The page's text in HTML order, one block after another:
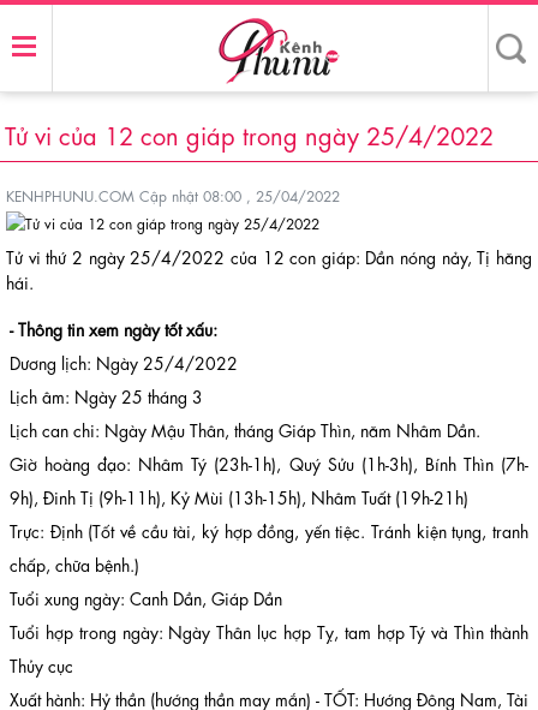
Tử vi của 12 con giáp trong ngày 25/4/2022
KENHPHUNU.COM Cập nhật 08:00 , 25/04/2022
Tử vi thứ 2 ngày 25/4/2022 của 12 con giáp: Dần nóng nảy, Tị hăng
hái.
- Thông tin xem ngày tốt xấu:
Dương lịch: Ngày 25/4/2022
Lịch âm: Ngày 25 tháng 3
Lịch can chi: Ngày Mậu Thân, tháng Giáp Thìn, năm Nhâm Dần.
Giờ hoàng đạo: Nhâm Tý (23h-1h), Quý Sửu (1h-3h), Bính Thìn (7h-
9h), Đinh Tị (9h-11h), Kỷ Mùi (13h-15h), Nhâm Tuất (19h-21h)
Trực: Định (Tốt về cầu tài, ký hợp đồng, yến tiệc. Tránh kiện tụng, tranh
chấp, chữa bệnh.)
Tuổi xung ngày: Canh Dần, Giáp Dần
Tuổi hợp trong ngày: Ngày Thân lục hợp Tỵ, tam hợp Tý và Thìn thành
Thủy cục
Xuất hành: Hỷ thần (hướng thần may mắn) - TỐT: Hướng Đông Nam, Tài